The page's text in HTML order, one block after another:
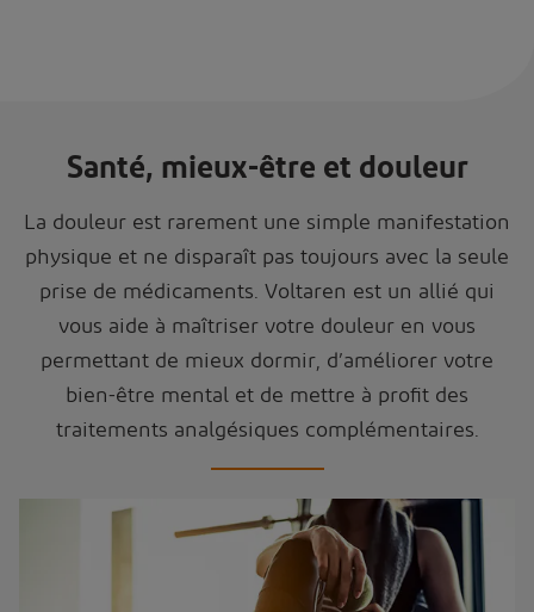
Santé, mieux-être et douleur
La douleur est rarement une simple manifestation
physique et ne disparaît pas toujours avec la seule
prise de médicaments. Voltaren est un allié qui
vous aide à maîtriser votre douleur en vous
permettant de mieux dormir, d’améliorer votre
bien-être mental et de mettre à profit des
traitements analgésiques complémentaires.